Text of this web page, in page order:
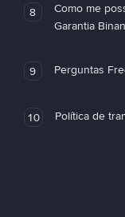
8
Como me
Garantia
9 Perguntas
10 Política de